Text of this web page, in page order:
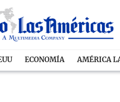
ECONOMÍA AMÉRICA